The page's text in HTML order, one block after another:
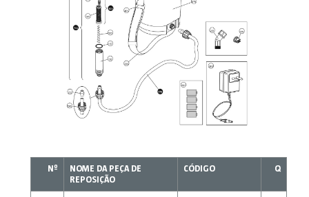
Nº
NOME DA PEÇA DE
REPOSIÇÃO
CÓDIGO Q